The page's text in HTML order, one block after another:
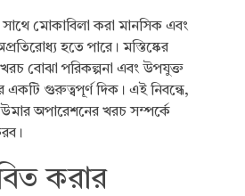
সাথে মোকাবিলা করা মানসিক এবং
হতে পারে। মস্তিষ্কের
বোঝা পরিকল্পনা এবং উপযুক্ত
একটি গুরুত্বপূর্ণ দিক। এই নিবন্ধে,
অপারেশনের খরচ সম্পর্কে
করার